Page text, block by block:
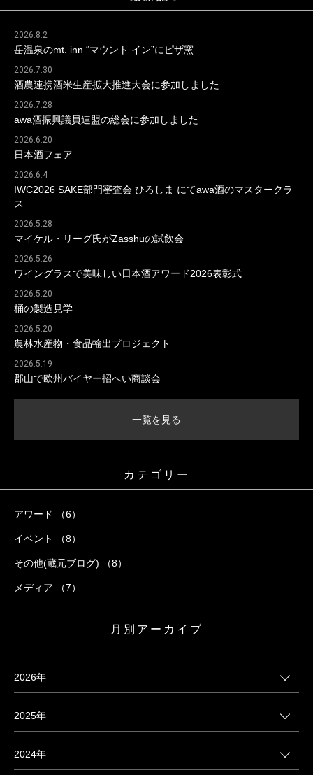
2026.8.2
岳温泉のmt. inn “マウント イン”にピザ窯
2026.7.30
酒農連携酒米生産拡大推進大会に参加しました
2026.7.28
awa酒振興議員連盟の総会に参加しました
2026.6.20
日本酒フェア
2026.6.4
IWC2026 SAKE部門審査会 ひろしま にてawa酒のマスタークラ
ス
2026.5.28
マイケル・リーグ氏がZasshuの試飲会
2026.5.26
ワイングラスで美味しい日本酒アワード2026表彰式
2026.5.20
桶の製造見学
2026.5.20
農林水産物・食品輸出プロジェクト
2026.5.19
郡山で欧州バイヤー招へい商談会
一覧を見る
カテゴリー
アワード （6）
イベント （8）
その他(蔵元ブログ) （8）
メディア （7）
月別アーカイブ
2026年
2025年
2024年